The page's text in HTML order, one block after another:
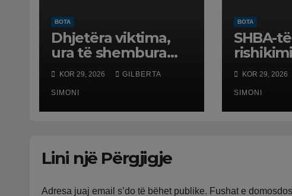
BOTA
Dhjetëra viktima,
ura të shembura
dhe rrugë të
dëmtuara! Japonia
goditet nga tërmeti
i fuqishëm, qindra
KOR 29, 2026 GILBERTA
SIMONI
BOTA
SHBA-
Evropë
KOR 29, 2026
SIMONI
Lini një Përgjigje
Adresa juaj email s’do të bëhet publike. Fushat e